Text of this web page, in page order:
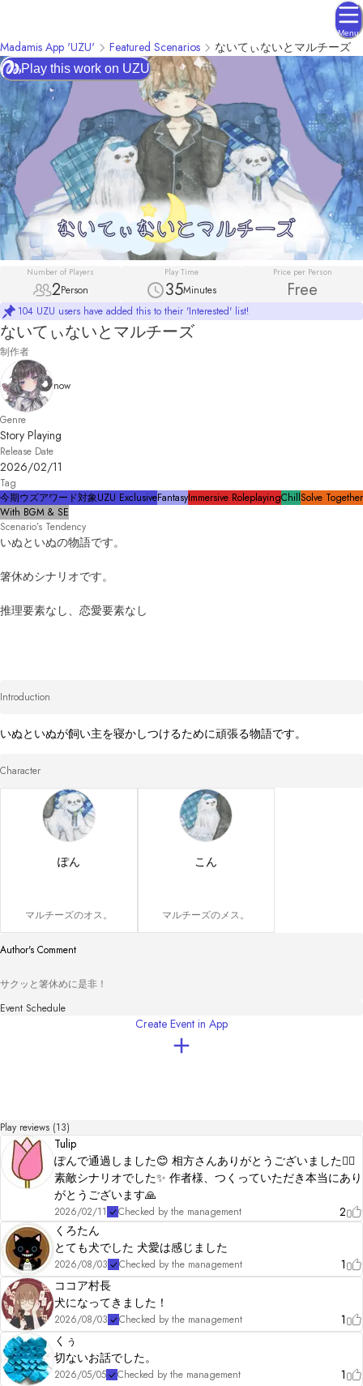
Menu
Madamis App 'UZU' Featured Scenarios ないてぃないとマルチーズ
Number of Players
2Person
Play Time
35Minutes
Price per Person
Free
104 UZU users have added this to their 'Interested' list!
Play this work on UZU
ないてぃないとマルチーズ
制作者
now
Genre
Story Playing
Release Date
2026/02/11
Tag
今期ウズアワード対象UZU ExclusiveFantasyImmersive RoleplayingChillSolve Together
With BGM & SE
Scenario’s Tendency
いぬといぬの物語です。
箸休めシナリオです。
推理要素なし、恋愛要素なし
Introduction
いぬといぬが飼い主を寝かしつけるために頑張る物語です。
Character
ぽん
マルチーズのオス。
こん
マルチーズのメス。
Author's Comment
サクッと箸休めに是非！
Event Schedule
Create Event in App
Play reviews (13)
Tulip
ぽんで通過しました😊 相方さんありがとうございました🙇‍♀️
素敵シナリオでした✨ 作者様、つくっていただき本当にあり
がとうございます🙏
2026/02/11 Checked by the management
2
くろたん
とても犬でした 犬愛は感じました
2026/08/03 Checked by the management
1
ココア村長
犬になってきました！
2026/08/03 Checked by the management
1
くぅ
切ないお話でした。
2026/05/05 Checked by the management
1